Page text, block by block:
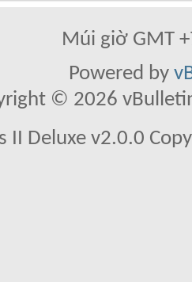
Múi giờ GMT
Powered by
© 2026
II Deluxe v2.0.0